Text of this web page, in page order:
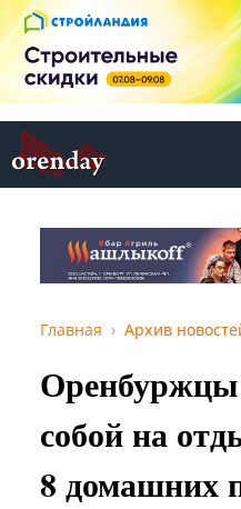
Главная Архив
собой на
8 домашних